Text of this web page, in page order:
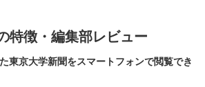
特徴・編集部レビュー
東京大学新聞をスマートフォンで閲覧でき